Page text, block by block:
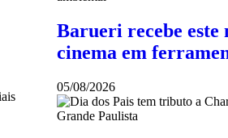
Barueri recebe
cinema em
05/08/2026